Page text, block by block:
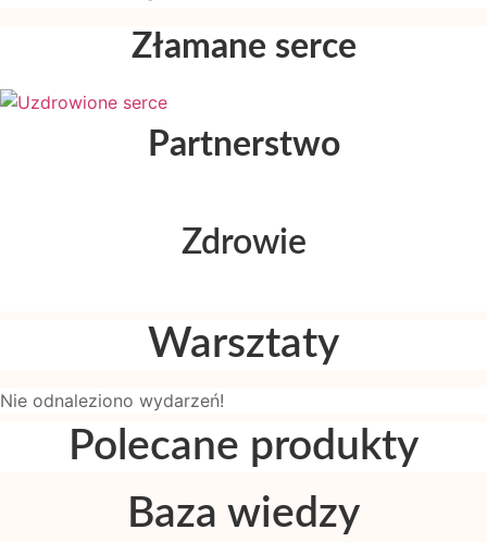
Złamane serce
Partnerstwo
Zdrowie
Warsztaty
Nie odnaleziono wydarzeń!
Polecane produkty
Baza wiedzy